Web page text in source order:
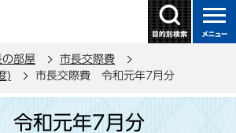
の部屋
市長交際費
)
市長交際費 令和元年7月分
令和元年7月分